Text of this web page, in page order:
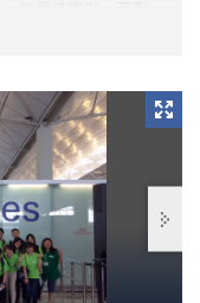
海洋大學的講師及同
於台灣食品安全管理
機會 DIY 自己
親手造
走訪台灣的夜市和超
同學的交流機會，同
授，食品科學系主任
關食品科學研究和和
和同學指導我們的同
如何包裝罐頭食品。